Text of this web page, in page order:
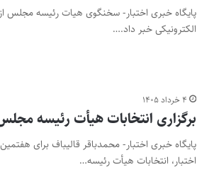
الکترونیکی خبر داد.…
۴ خرداد ۱۴۰۵
برگزاری انتخابات هیأت‌ رئیسه
پایگاه خبری اختبار- محمدباقر قالیباف برای
اختبار، انتخابات هیأت‌ رئیسه…